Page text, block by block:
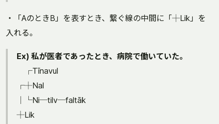
・「AのときB」を表すとき、繋ぐ線の中間に「┼Lik」を
入れる。
Ex) 私が医者であったとき、病院で働いていた。
┌Tīnavul
┌┼Nal
│└Ni─tilv─faltāk
┼Lik